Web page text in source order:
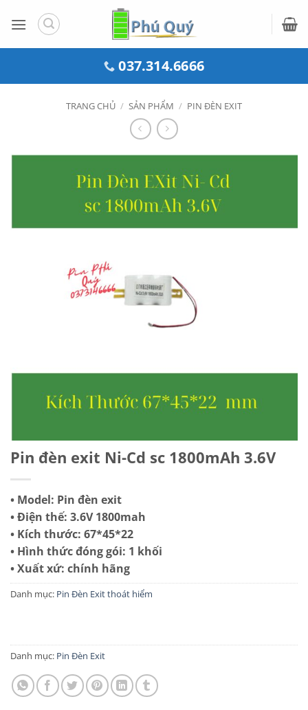
qua
037.314.6666
TRANG CHỦ / SẢN PHẨM / PIN ĐÈN EXIT
Pin đèn exit Ni-Cd sc 1800mAh 3.6V
• Model: Pin đèn exit
• Điện thế: 3.6V 1800mah
• Kích thước: 67*45*22
• Hình thức đóng gói: 1 khối
• Xuất xứ: chính hãng
Danh mục: Pin Đèn Exit thoát hiểm
Danh mục: Pin Đèn Exit